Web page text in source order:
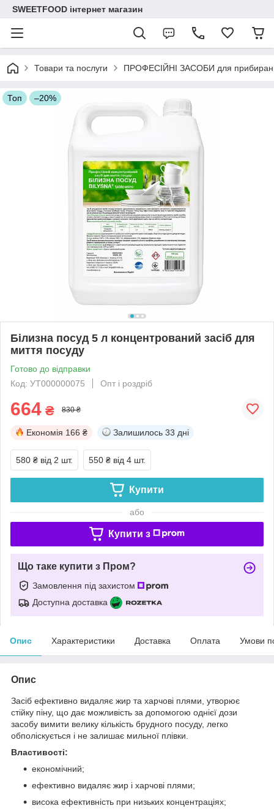
SWEETFOOD інтернет магазин
Товари та послуги ПРОФЕСІЙНІ ЗАСОБИ для
Топ –20%
Білизна посуд 5 л концентрований засіб для
миття посуду
Готово до відправки
Код: УТ000000075
Опт і роздріб
664 ₴ 830 ₴
Економія 166 ₴ Залишилось 33 дні
580 ₴ від 2 шт. 550 ₴ від 4 шт.
Купити
або
Купити з
Що таке купити з Пром?
Замовлення під захистом
Доступна доставка
Опис Характеристики Доставка Оплата Умови
Опис
Засіб ефективно видаляє жир та харчові плями, утворює
стійку піну, що дає можливість за допомогою однієї дози
засобу вимити велику кількість брудного посуду, легко
обполіскується і не залишає мильної плівки.
Властивості:
економічний;
ефективно видаляє жир і харчові плями;
висока ефективність при низьких концентраціях;